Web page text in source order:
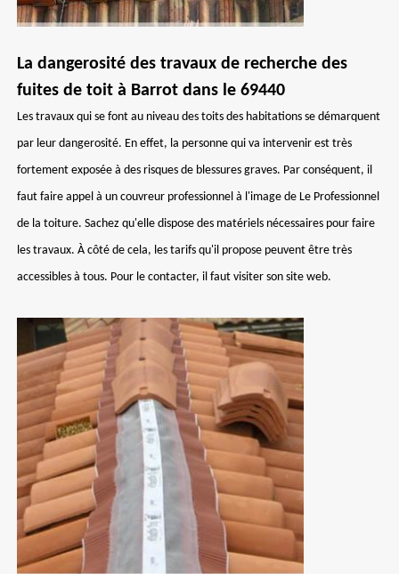
La dangerosité des travaux de recherche des
fuites de toit à Barrot dans le 69440
Les travaux qui se font au niveau des toits des habitations se démarquent
par leur dangerosité. En effet, la personne qui va intervenir est très
fortement exposée à des risques de blessures graves. Par conséquent, il
faut faire appel à un couvreur professionnel à l'image de Le Professionnel
de la toiture. Sachez qu'elle dispose des matériels nécessaires pour faire
les travaux. À côté de cela, les tarifs qu'il propose peuvent être très
accessibles à tous. Pour le contacter, il faut visiter son site web.